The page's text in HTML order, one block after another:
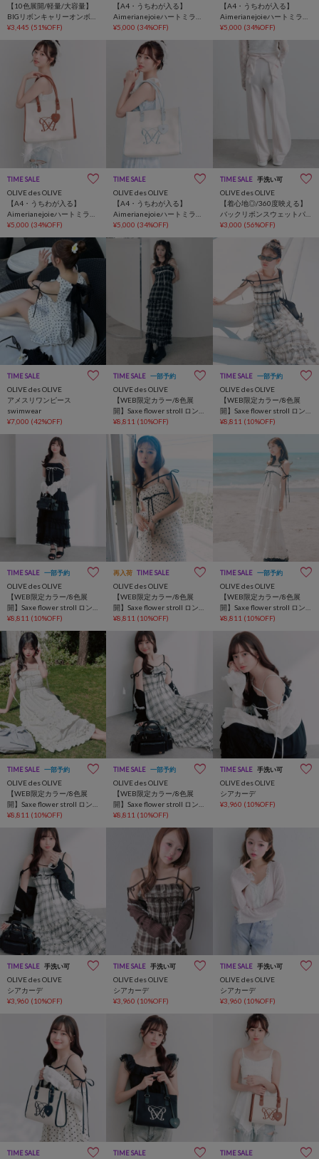
【10色展開/軽量/大容量】
BIGリボンキャリーオンボス
トンバッグ
¥3,445 (51%OFF)
【A4・うちわが入る】
Aimerianejoieハートミラー
チャーム付きトート
¥5,000 (34%OFF)
【A4・うちわが入る】
Aimerianejoieハートミラー
チャーム付きトート
¥5,000 (34%OFF)
TIME SALE
OLIVE des OLIVE
【A4・うちわが入る】
Aimerianejoieハートミラー
チャーム付きトート
¥5,000 (34%OFF)
TIME SALE
OLIVE des OLIVE
【A4・うちわが入る】
Aimerianejoieハートミラー
チャーム付きトート
¥5,000 (34%OFF)
TIME SALE 手洗い可
OLIVE des OLIVE
【着心地◎/360度映える】
バックリボンスウェットパ
ンツ
¥3,000 (56%OFF)
TIME SALE
OLIVE des OLIVE
アメスリワンピース
swimwear
¥7,000 (42%OFF)
TIME SALE 一部予約
OLIVE des OLIVE
【WEB限定カラー/8色展
開】Saxe flower stroll ロン
グワンピ
¥8,811 (10%OFF)
TIME SALE 一部予約
OLIVE des OLIVE
【WEB限定カラー/8色展
開】Saxe flower stroll ロン
グワンピ
¥8,811 (10%OFF)
TIME SALE 一部予約
OLIVE des OLIVE
【WEB限定カラー/8色展
開】Saxe flower stroll ロン
グワンピ
¥8,811 (10%OFF)
再入荷 TIME SALE
OLIVE des OLIVE
【WEB限定カラー/8色展
開】Saxe flower stroll ロン
グワンピ
¥8,811 (10%OFF)
TIME SALE 一部予約
OLIVE des OLIVE
【WEB限定カラー/8色展
開】Saxe flower stroll ロン
グワンピ
¥8,811 (10%OFF)
TIME SALE 一部予約
OLIVE des OLIVE
【WEB限定カラー/8色展
開】Saxe flower stroll ロン
グワンピ
¥8,811 (10%OFF)
TIME SALE 一部予約
OLIVE des OLIVE
【WEB限定カラー/8色展
開】Saxe flower stroll ロン
グワンピ
¥8,811 (10%OFF)
TIME SALE 手洗い可
OLIVE des OLIVE
シアカーデ
¥3,960 (10%OFF)
TIME SALE 手洗い可
OLIVE des OLIVE
シアカーデ
¥3,960 (10%OFF)
TIME SALE 手洗い可
OLIVE des OLIVE
シアカーデ
¥3,960 (10%OFF)
TIME SALE 手洗い可
OLIVE des OLIVE
シアカーデ
¥3,960 (10%OFF)
TIME SALE TIME SALE TIME SALE